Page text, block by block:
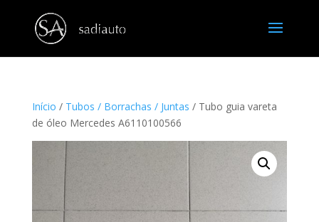
Início / Tubos / Borrachas / Juntas / Tubo guia vareta
de óleo Mercedes A6110100566